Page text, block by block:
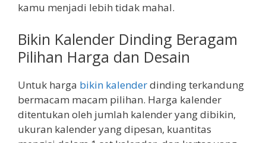
kamu menjadi lebih tidak mahal.
Bikin Kalender Dinding Beragam
Pilihan Harga dan Desain
Untuk harga bikin kalenderdinding terkandung
bermacam macam pilihan. Harga kalender
ditentukan oleh jumlah kalender yang dibikin,
ukuran kalender yang dipesan, kuantitas